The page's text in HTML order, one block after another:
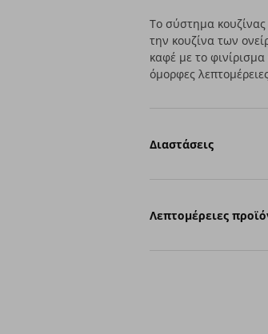
Το σύστημα κουζίνας
την κουζίνα των
καφέ με το
όμορφες
Διαστάσεις
Λεπτομέρειες